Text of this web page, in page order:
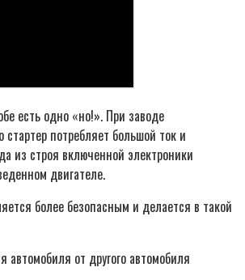
есть одно «но!». При заводе
стартер потребляет большой ток и
из строя включенной электроники
двигателе.
более безопасным и делается в такой